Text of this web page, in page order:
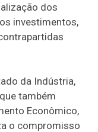
dos
investimentos,
da Indústria,
também
Econômico,
o compromisso